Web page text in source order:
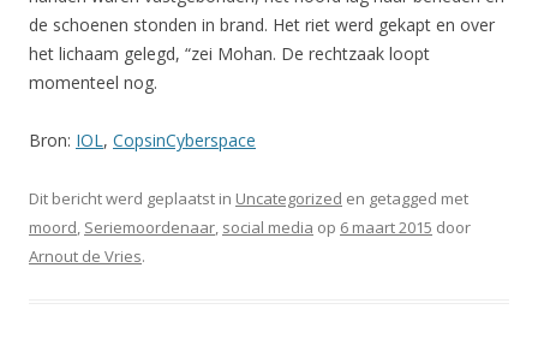
de schoenen stonden in brand. Het riet werd gekapt en over
het lichaam gelegd, “zei Mohan. De rechtzaak loopt
momenteel nog.
Bron: IOL , CopsinCyberspace
Dit bericht werd geplaatst in Uncategorized en getagged met
moord, Seriemoordenaar, social media op 6 maart 2015 door
Arnout de Vries.